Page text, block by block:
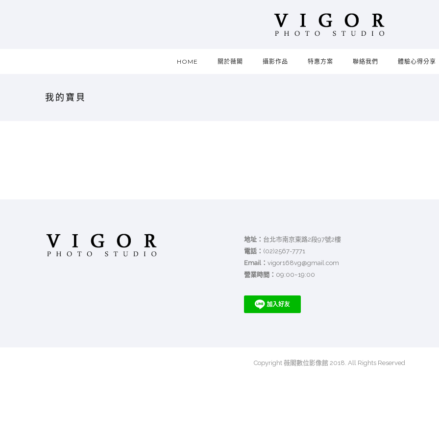
HOME 關於薇閣 攝影作品 特惠方案 聯絡我們 體驗心得分享
我的寶貝
地址： 台北市南京東路2段97號2樓
電話： (02)2567-7771
Email： vigor168vg@gmail.com
營業時間： 09:00~19:00
Copyright 薇閣數位影像館 2018. All Rights Reserved